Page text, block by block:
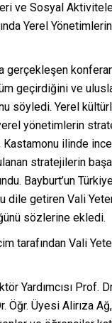
ve Sosyal
Yerel
gerçekleşen
geçirdiğini ve
söyledi. Yerel
yönetimlerin
ilinde
stratejilerin
Bayburt’un
dile getiren Vali
sözlerine ekledi.
tarafından Vali
Yardımcısı Prof.
Öğr. Üyesi Alirıza